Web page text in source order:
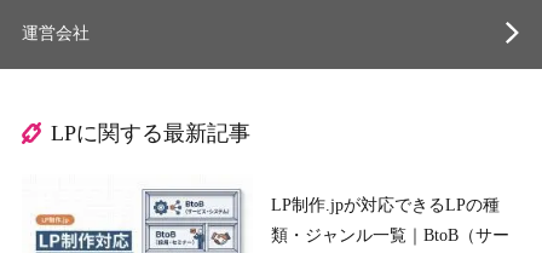
運営会社
LPに関する最新記事
LP制作.jpが対応できるLPの種
類・ジャンル一覧｜BtoB（サー